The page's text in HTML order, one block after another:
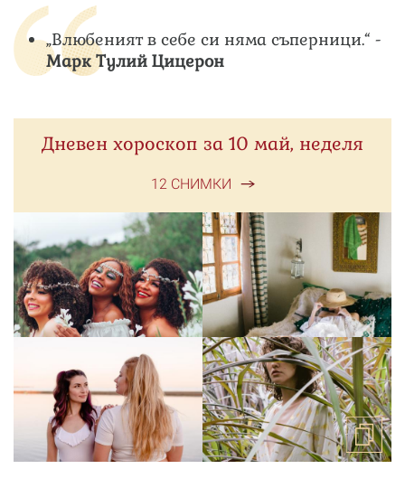
„Влюбеният в себе си няма съперници.“ -
Марк Тулий Цицерон
Дневен хороскоп за 10 май, неделя
12 СНИМКИ